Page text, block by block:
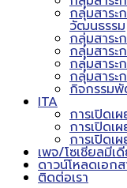
กลุ่มสาระ
วัฒนธรรม
กลุ่มสาระ
กลุ่มสาระ
กลุ่มสาระ
กลุ่มสาระ
กิจกรรมพั
ITA
การเปิดเ
การเปิดเ
การเปิดเ
เพจ/โซเชียลมีเ
ดาวน์โหลดเอก
ติดต่อเรา